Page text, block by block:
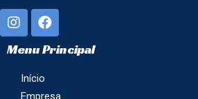
Menu Principal
Início
Empresa